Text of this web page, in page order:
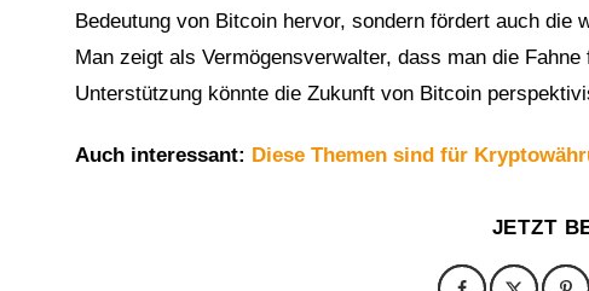
Bedeutung von Bitcoin hervor, sondern fördert auch
Man zeigt als Vermögensverwalter, dass man die
Unterstützung könnte die Zukunft von Bitcoin
Auch interessant: Diese Themen sind für
JETZT